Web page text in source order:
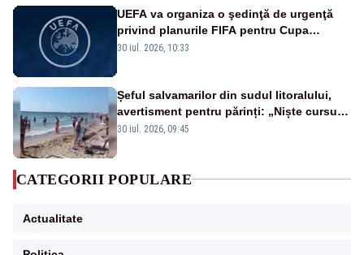
UEFA va organiza o şedinţă de urgenţă
privind planurile FIFA pentru Cupa
Mondială
30 iul. 2026, 10:33
Șeful salvamarilor din sudul litoralului,
avertisment pentru părinți: „Niște cursuri
de înot la piscină nu sunt suficiente”
30 iul. 2026, 09:45
CATEGORII POPULARE
Actualitate